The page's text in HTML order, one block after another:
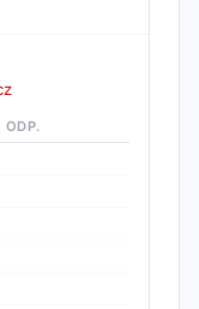
ODP.